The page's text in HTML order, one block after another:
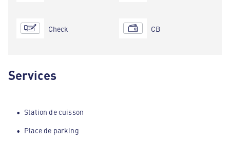
Check CB
Services
Station de cuisson
Place de parking